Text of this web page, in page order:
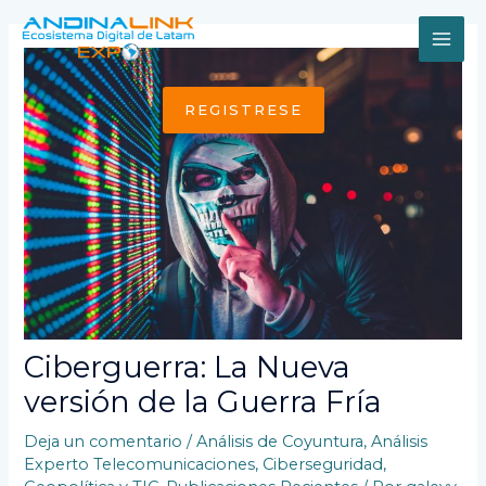
contenido
REGISTRESE
Ciberguerra: La Nueva
versión de la Guerra Fría
Deja un comentario /Análisis de Coyuntura,Análisis
Experto Telecomunicaciones, Ciberseguridad,